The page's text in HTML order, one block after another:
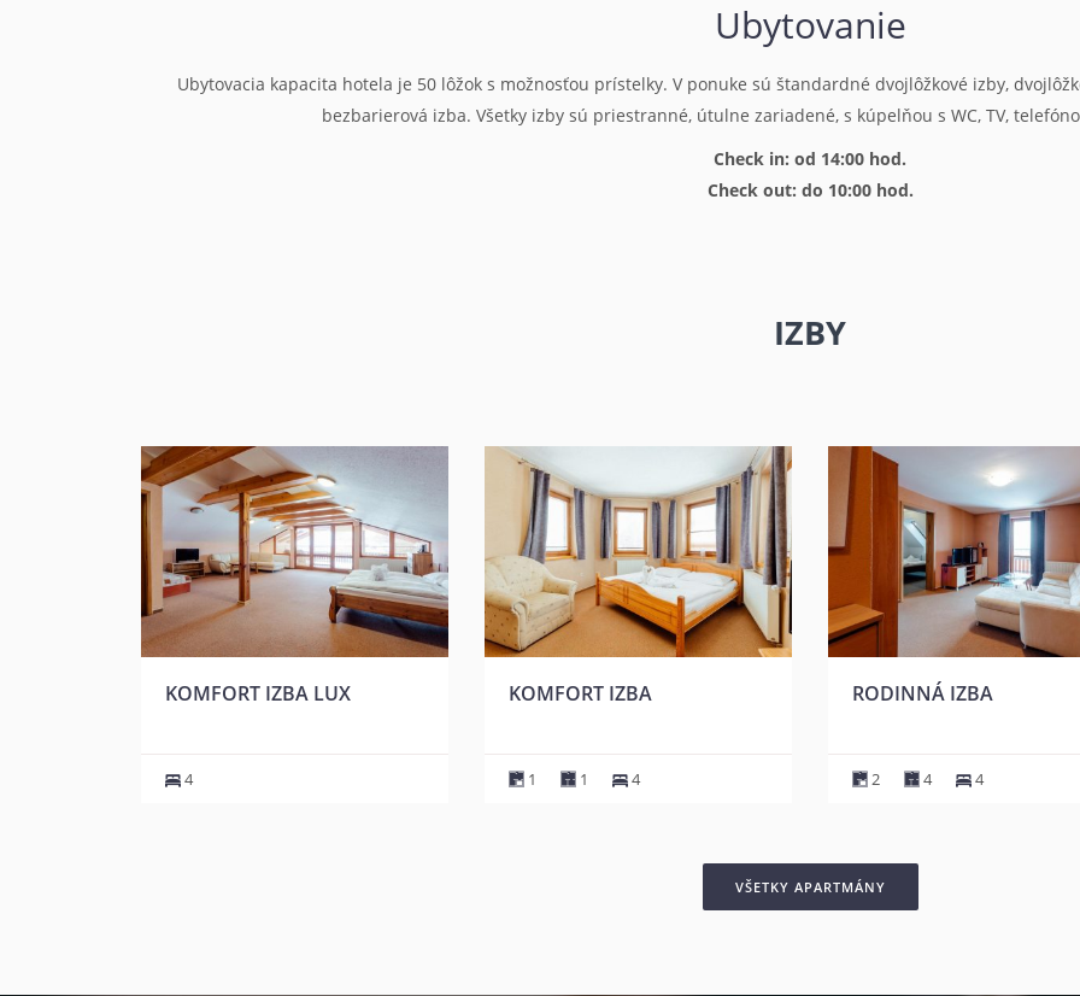
Ubytovanie
Ubytovacia kapacita hotela je 50 lôžok s možnosťou prístelky. V ponuke sú štandardné dvojlôžkové izby,
bezbarierová izba. Všetky izby sú priestranné, útulne zariadené, s kúpelňou s WC, TV,
Check in: od 14:00 hod.
Check out: do 10:00 hod.
IZBY
KOMFORT IZBA LUX
4
KOMFORT IZBA
1 1 4
RODINNÁ IZBA
2 4 4
VŠETKY APARTMÁNY